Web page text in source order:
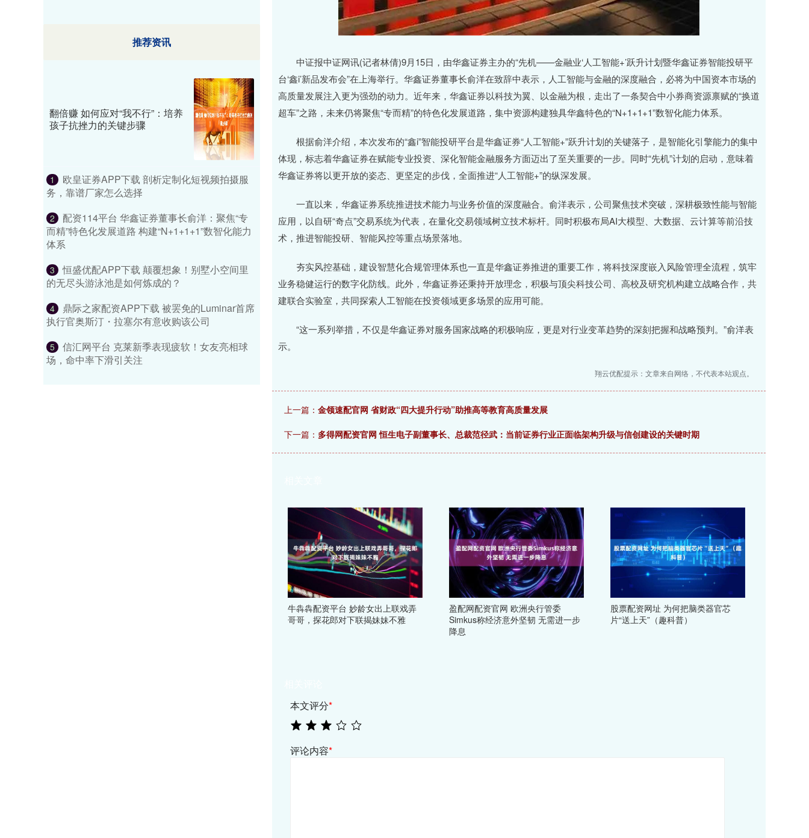
中证报中证网讯(记者林倩)9月15日，由华鑫证券主办的“先机——金融业‘人工智能+’跃升计划暨华鑫证券智能投研平
台‘鑫i’新品发布会”在上海举行。华鑫证券董事长俞洋在致辞中表示，人工智能与金融的深度融合，必将为中国资本市场的
高质量发展注入更为强劲的动力。近年来，华鑫证券以科技为翼、以金融为根，走出了一条契合中小券商资源禀赋的“换道
超车”之路，未来仍将聚焦“专而精”的特色化发展道路，集中资源构建独具华鑫特色的“N+1+1+1”数智化能力体系。
根据俞洋介绍，本次发布的“鑫i”智能投研平台是华鑫证券“人工智能+”跃升计划的关键落子，是智能化引擎能力的集中
体现，标志着华鑫证券在赋能专业投资、深化智能金融服务方面迈出了至关重要的一步。同时“先机”计划的启动，意味着
华鑫证券将以更开放的姿态、更坚定的步伐，全面推进“人工智能+”的纵深发展。
一直以来，华鑫证券系统推进技术能力与业务价值的深度融合。俞洋表示，公司聚焦技术突破，深耕极致性能与智能
应用，以自研“奇点”交易系统为代表，在量化交易领域树立技术标杆。同时积极布局AI大模型、大数据、云计算等前沿技
术，推进智能投研、智能风控等重点场景落地。
夯实风控基础，建设智慧化合规管理体系也一直是华鑫证券推进的重要工作，将科技深度嵌入风险管理全流程，筑牢
业务稳健运行的数字化防线。此外，华鑫证券还秉持开放理念，积极与顶尖科技公司、高校及研究机构建立战略合作，共
建联合实验室，共同探索人工智能在投资领域更多场景的应用可能。
“这一系列举措，不仅是华鑫证券对服务国家战略的积极响应，更是对行业变革趋势的深刻把握和战略预判。”俞洋表
示。
翔云优配提示：文章来自网络，不代表本站观点。
上一篇： 金领速配官网 省财政“四大提升行动”助推高等教育高质量发展
下一篇： 多得网配资官网 恒生电子副董事长、总裁范径武：当前证券行业正面临架构升级与信创建设的关键时期
牛犇犇配资平台 妙龄女出上联戏弄
哥哥，探花郎对下联揭妹妹不雅
盈配网配资官网 欧洲央行管委
Simkus称经济意外坚韧 无需进一步
降息
股票配资网址 为何把脑类器官芯
片“送上天”（趣科普）
本文评分*
评论内容*
推荐资讯
翻倍赚 如何应对“我不行”：培养
孩子抗挫力的关键步骤
1
欧皇证券APP下载 剖析定制化短视频拍摄服
务，靠谱厂家怎么选择
2
配资114平台 华鑫证券董事长俞洋：聚焦“专
而精”特色化发展道路 构建“N+1+1+1”数智化能力
体系
3
恒盛优配APP下载 颠覆想象！别墅小空间里
的无尽头游泳池是如何炼成的？
4
鼎际之家配资APP下载 被罢免的Luminar首席
执行官奥斯汀・拉塞尔有意收购该公司
5
信汇网平台 克莱新季表现疲软！女友亮相球
场，命中率下滑引关注